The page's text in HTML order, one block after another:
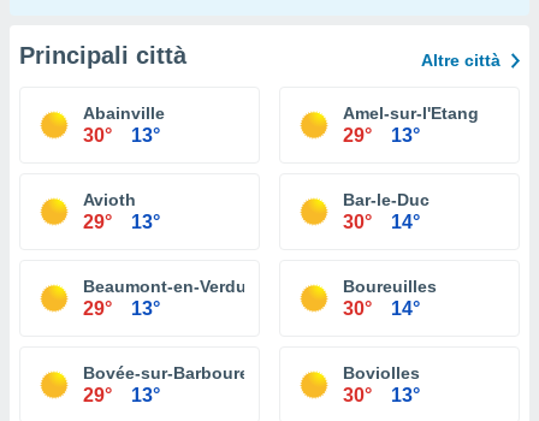
Principali città Altre città
Abainville
30° 13°
Amel-sur-l'Etang
29° 13°
Avioth
29° 13°
Bar-le-Duc
30° 14°
Beaumont-en-Verdunois
29° 13°
Boureuilles
30° 14°
Bovée-sur-Barboure
29° 13°
Boviolles
30° 13°